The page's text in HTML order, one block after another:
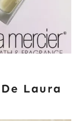
Laura